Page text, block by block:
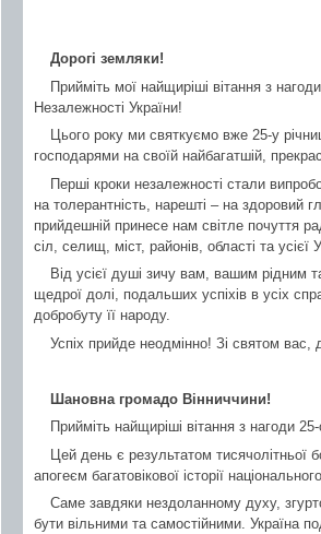
Дорогі земляки!
Прийміть мої найщиріші вітання з
Незалежності України!
Цього року ми святкуємо вже 25-у
господарями на своїй найбагатшій,
Перші кроки незалежності стали
на толерантність, нарешті – на
прийдешній принесе нам світле почуття
сіл, селищ, міст, районів, області та усієї
Від усієї душі зичу вам, вашим рідним
щедрої долі, подальших успіхів в усіх
добробуту її народу.
Успіх прийде неодмінно! Зі святом вас,
Шановна громадо Вінниччини!
Прийміть найщиріші вітання з нагоди
Цей день є результатом тисячолітньої
апогеєм багатовікової історії
Саме завдяки нездоланному духу,
бути вільними та самостійними. Україна